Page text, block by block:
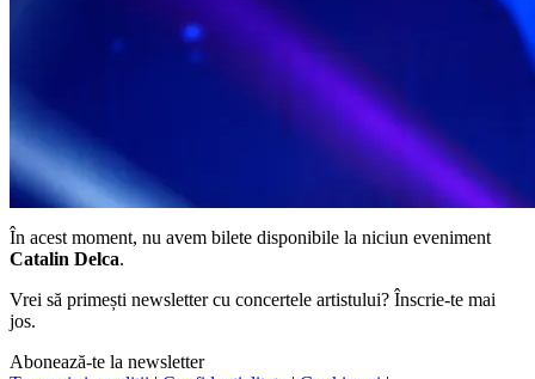
În acest moment, nu avem bilete disponibile la niciun eveniment
Catalin Delca.
Vrei să primești newsletter cu concertele artistului? Înscrie-te mai
jos.
Abonează-te la newsletter